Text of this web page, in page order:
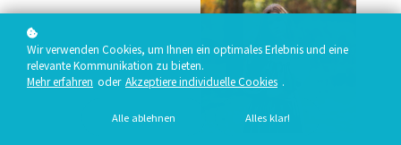
Wir verwenden Cookies, um Ihnen ein optimales Erlebnis und eine
relevante Kommunikation zu bieten.
Mehr erfahren oder Akzeptiere individuelle Cookies .
Alle ablehnen Alles klar!